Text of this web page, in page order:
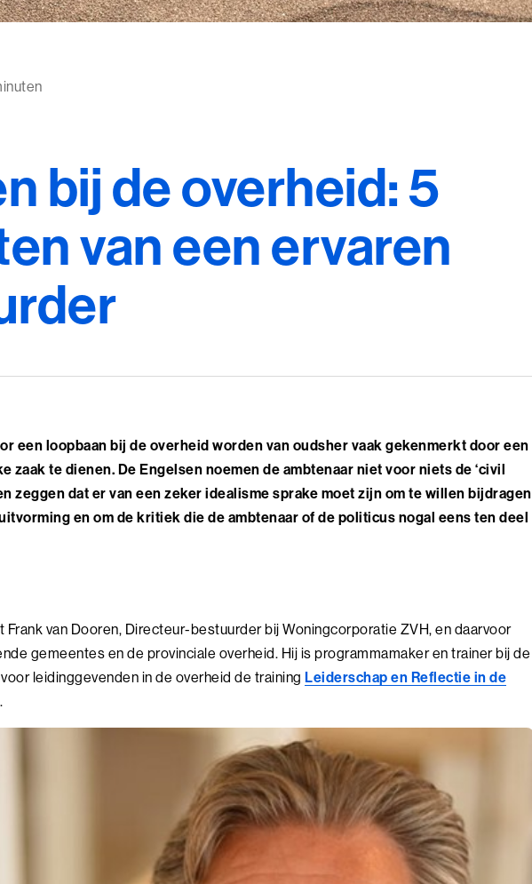
bij de overheid: 5
van een ervaren
een loopbaan bij de overheid worden van oudsher vaak gekenmerkt door een
zaak te dienen. De Engelsen noemen de ambtenaar niet voor niets de ‘civil
zeggen dat er van een zeker idealisme sprake moet zijn om te willen bijdragen
en om de kritiek die de ambtenaar of de politicus nogal eens ten deel
Frank van Dooren, Directeur-bestuurder bij Woningcorporatie ZVH, en daarvoor
gemeentes en de provinciale overheid. Hij is programmamaker en trainer bij de
leidinggevenden in de overheid de training Leiderschap en Reflectie in de